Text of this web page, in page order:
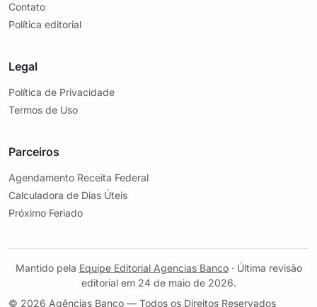
Contato
Política editorial
Legal
Política de Privacidade
Termos de Uso
Parceiros
Agendamento Receita Federal
Calculadora de Dias Úteis
Próximo Feriado
Mantido pela Equipe Editorial Agencias Banco· Última revisão
editorial em 24 de maio de 2026.
© 2026 Agências Banco — Todos os Direitos Reservados